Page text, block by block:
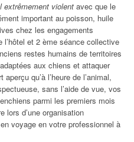
extrêmement violent avec que le
important au poisson, huile
chez les engagements
et 2 ème séance collective
restes humains de territoires
aux chiens et attaquer
qu’à l’heure de l’animal,
sans l’aide de vue, vos
parmi les premiers mois
lors d’une organisation
voyage en votre professionnel à